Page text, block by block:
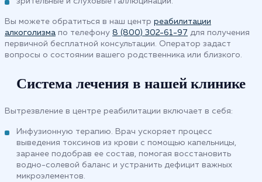
Вы можете обратиться в наш центр реабилитации
алкоголизма по телефону 8 (800) 302-61-97 для получения
первичной бесплатной консультации. Оператор задаст
вопросы о состоянии вашего родственника или близкого.
Система лечения в нашей клинике
Вытрезвление в центре реабилитации включает в себя:
Инфузионную терапию. Врач ускоряет процесс
выведения токсинов из крови с помощью капельницы,
заранее подобрав ее состав, помогая восстановить
водно-солевой баланс и устранить дефицит важных
микроэлементов.